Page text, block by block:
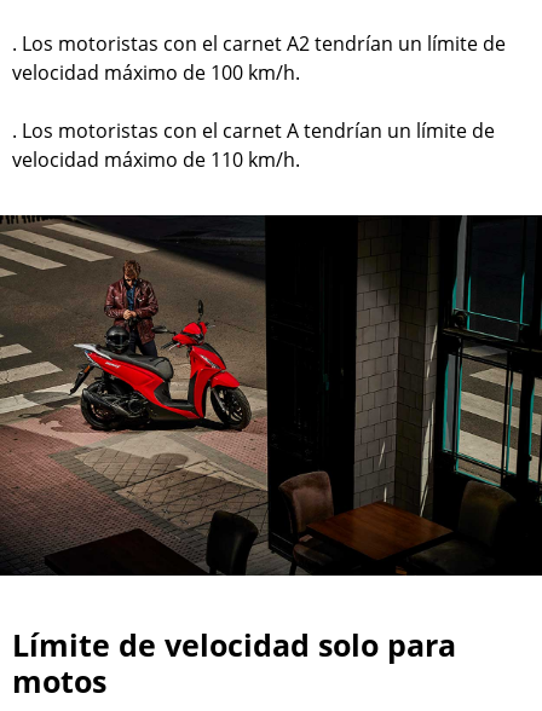
. Los motoristas con el carnet A2 tendrían un límite de
velocidad máximo de 100 km/h.
. Los motoristas con el carnet A tendrían un límite de
velocidad máximo de 110 km/h.
Límite de velocidad solo para
motos